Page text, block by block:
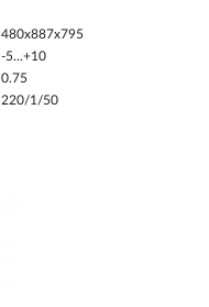
480x887x795
-5...+10
0.75
220/1/50